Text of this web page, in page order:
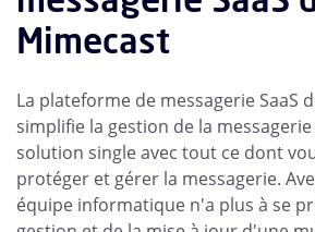
Mimecast
La plateforme de messagerie SaaS
simplifie la gestion de la
solution single avec tout ce dont
protéger et gérer la messagerie.
équipe informatique n'a plus à se